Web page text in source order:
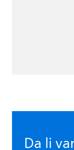
Da li